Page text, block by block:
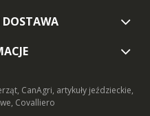
CanAgri, artykuły jeździeckie,
Covalliero